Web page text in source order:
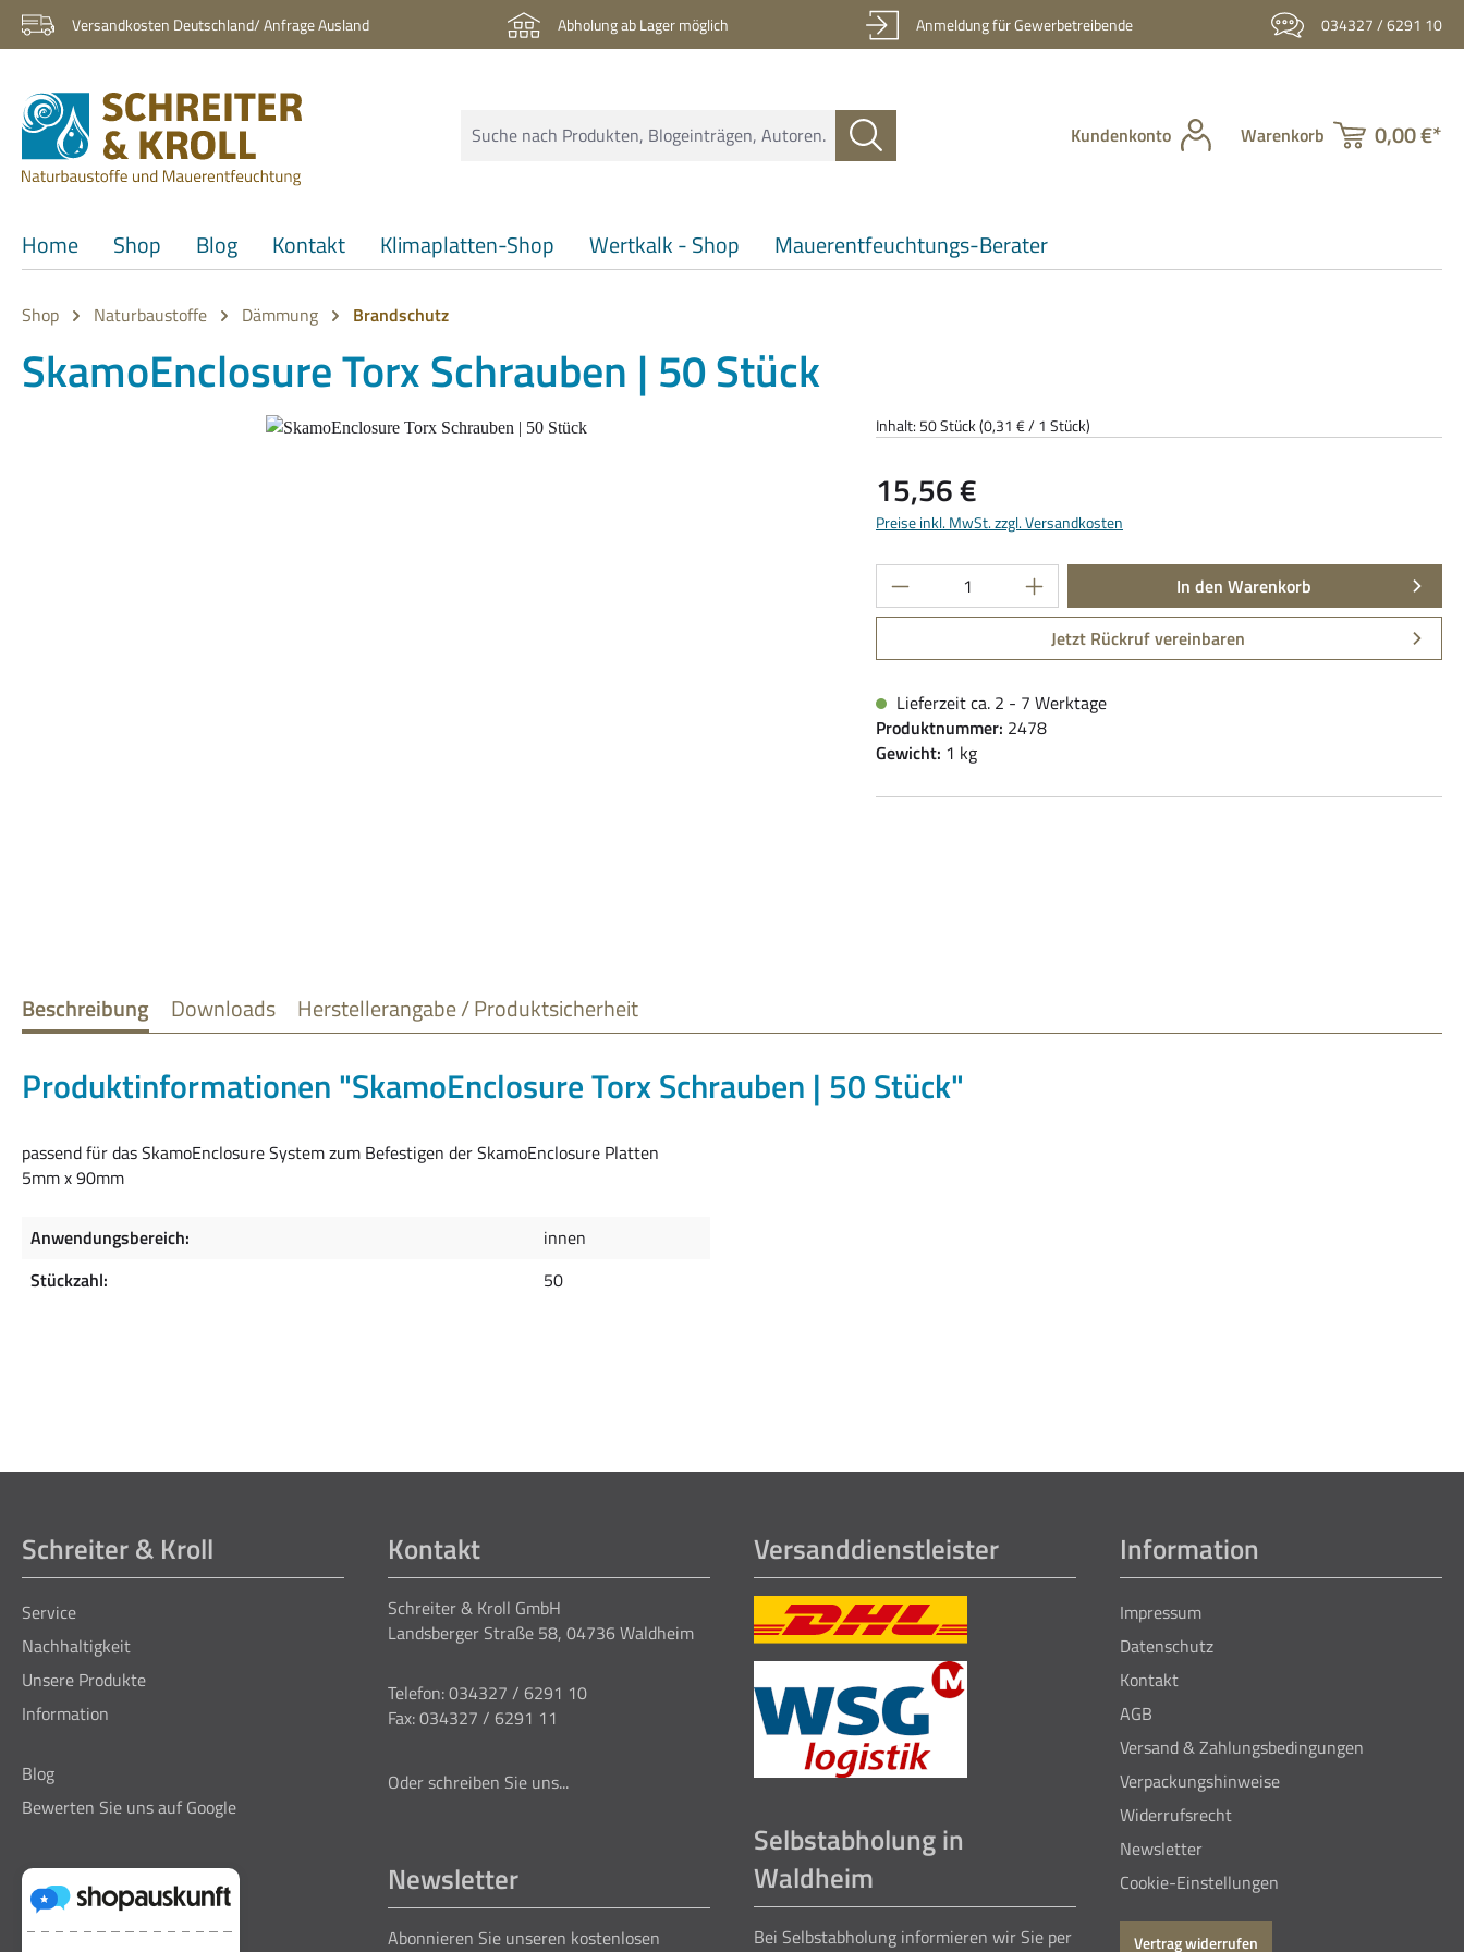
Hauptinhalt springen
Zur Suche springen
Zur Hauptnavigation springen
Versandkosten Deutschland/ Anfrage Ausland Abholung ab Lager möglich Anmeldung für Gewerbetreibende 034327 / 6291 10
Kundenkonto Warenkorb 0,00 €*
Home Shop Blog Kontakt Klimaplatten-Shop Wertkalk - Shop Mauerentfeuchtungs-Berater
Shop Naturbaustoffe Dämmung Brandschutz
SkamoEnclosure Torx Schrauben | 50 Stück
Inhalt: 50 Stück(0,31 € / 1 Stück)
Regulärer Preis:
15,56 €
Preise inkl. MwSt. zzgl. Versandkosten
Produkt Anzahl: Gib den gewünschten Wert ein
In den Warenkorb
Jetzt Rückruf vereinbaren
Lieferzeit ca. 2 - 7 Werktage
Produktnummer: 2478
Gewicht: 1 kg
Beschreibung Downloads Herstellerangabe / Produktsicherheit
Produktinformationen "SkamoEnclosure Torx Schrauben | 50 Stück"
passend für das SkamoEnclosure System zum Befestigen der SkamoEnclosure Platten
5mm x 90mm
Anwendungsbereich:
innen
Stückzahl:
50
Schreiter & Kroll
Service
Nachhaltigkeit
Unsere Produkte
Information
Blog
Bewerten Sie uns auf Google
Information
Impressum
Datenschutz
Kontakt
AGB
Versand & Zahlungsbedingungen
Verpackungshinweise
Widerrufsrecht
Newsletter
Cookie-Einstellungen
Vertrag widerrufen
Kontakt
Schreiter & Kroll GmbH
Landsberger Straße 58, 04736 Waldheim
Telefon: 034327 / 6291 10
Fax: 034327 / 6291 11
Oder schreiben Sie uns...
Newsletter
Abonnieren Sie unseren kostenlosen
Versanddienstleister
Selbstabholung in
Waldheim
Bei Selbstabholung informieren wir Sie per